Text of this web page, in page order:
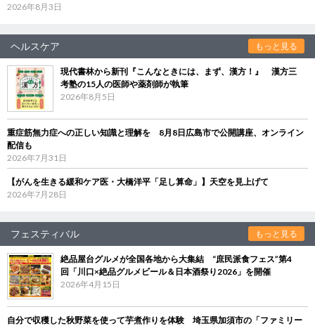
2026年8月3日
ヘルスケア もっと見る
現代書林から新刊『こんなときには、まず、漢方！』 漢方三
考塾の15人の医師や薬剤師が執筆
2026年8月5日
重症筋無力症への正しい知識と理解を 8月8日広島市で公開講座、オンライン
配信も
2026年7月31日
【がんを生きる緩和ケア医・大橋洋平「足し算命」】天空を見上げて
2026年7月28日
フェスティバル もっと見る
絶品屋台グルメが全国各地から大集結 “庶民派食フェス”第4
回「川口×絶品グルメビール＆日本酒祭り2026」を開催
2026年4月15日
自分で収穫した秋野菜を使って芋煮作りを体験 埼玉県加須市の「ファミリー